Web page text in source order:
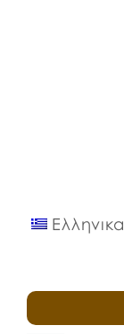
Ελληνικα